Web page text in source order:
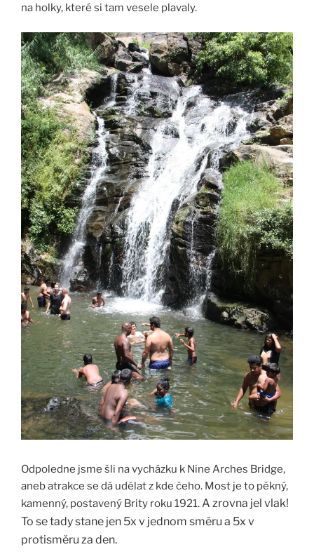
na holky, které si tam vesele plavaly.
Odpoledne jsme šli na vycházku k Nine Arches Bridge,
aneb atrakce se dá udělat z kde čeho. Most je to pěkný,
kamenný, postavený Brity roku 1921. A zrovna jel vlak!
To se tady stane jen 5x v jednom směru a 5x v
protisměru za den.